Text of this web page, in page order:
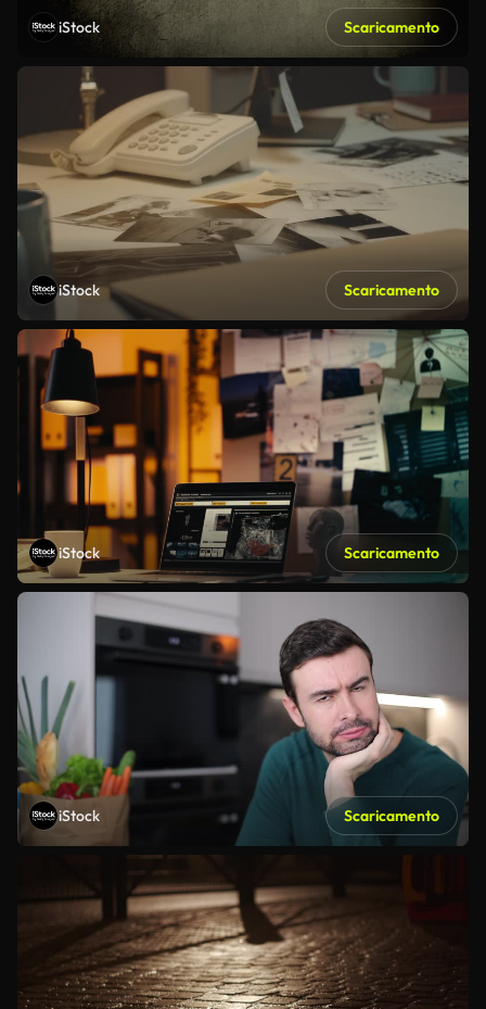
iStock Scaricamento
iStock Scaricamento
iStock Scaricamento
iStock Scaricamento